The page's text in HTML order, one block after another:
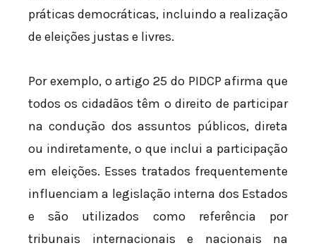
práticas democráticas, incluindo a realização
de eleições justas e livres.
Por exemplo, o artigo 25 do PIDCP afirma que
todos os cidadãos têm o direito de participar
na condução dos assuntos públicos, direta
ou indiretamente, o que inclui a participação
em eleições. Esses tratados frequentemente
influenciam a legislação interna dos Estados
e são utilizados como referência por
tribunais internacionais e nacionais na